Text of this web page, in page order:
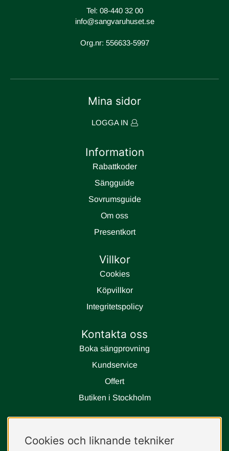
Tel: 08-440 32 00
info@sangvaruhuset.se
Org.nr: 556633-5997
Mina sidor
LOGGA IN
Information
Rabattkoder
Sängguide
Sovrumsguide
Om oss
Presentkort
Villkor
Cookies
Köpvillkor
Integritetspolicy
Kontakta oss
Boka sängprovning
Kundservice
Offert
Butiken i Stockholm
instagram
Cookies och liknande tekniker